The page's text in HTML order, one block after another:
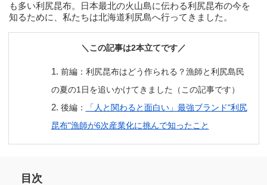
も多い利尻昆布。日本最北の火山島に伝わる利尻昆布の今を
知るために、私たちは北海道利尻島へ行ってきました。
＼この記事は2本立てです／
前編：利尻昆布はどう作られる？漁師と利尻島民
の夏の1日を追いかけてきました （この記事です）
後編：
「人と関わると面白い」最強ブランド"利尻
昆布"漁師が6次産業化に挑んで知ったこと
目次